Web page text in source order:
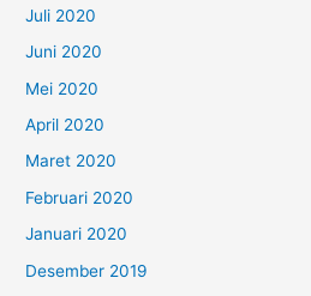
Juli 2020
Juni 2020
Mei 2020
April 2020
Maret 2020
Februari 2020
Januari 2020
Desember 2019